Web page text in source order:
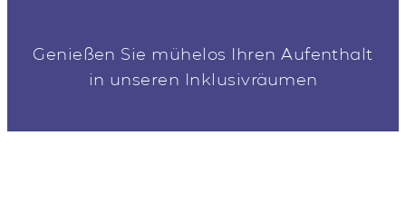
Genießen Sie mühelos Ihren Aufenthalt
in unseren Inklusivräumen